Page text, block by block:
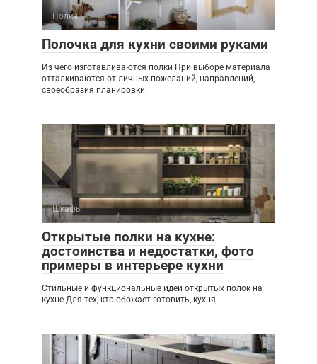
Полки
Полочка для кухни своими руками
Из чего изготавливаются полки При выборе материала
отталкиваются от личных пожеланий, направлений,
своеобразия планировки.
Шкафы
Открытые полки на кухне:
достоинства и недостатки, фото
примеры в интерьере кухни
Стильные и функциональные идеи открытых полок на
кухне Для тех, кто обожает готовить, кухня